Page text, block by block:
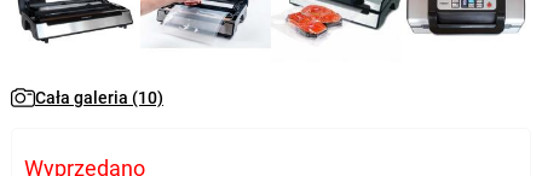
Cała galeria (10)
Wyprzedano